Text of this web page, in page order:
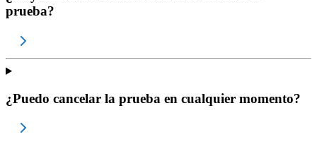
prueba?
¿Puedo cancelar la prueba en cualquier momento?